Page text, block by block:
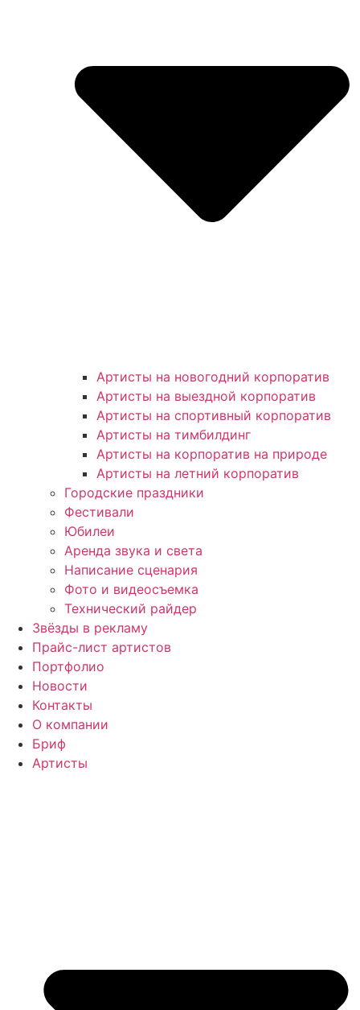
Артисты на новогодний корпоратив
Артисты на выездной корпоратив
Артисты на спортивный корпоратив
Артисты на тимбилдинг
Артисты на корпоратив на природе
Артисты на летний корпоратив
Городские праздники
Фестивали
Юбилеи
Аренда звука и света
Написание сценария
Фото и видеосъемка
Технический райдер
Звёзды в рекламу
Прайс-лист артистов
Портфолио
Новости
Контакты
О компании
Бриф
Артисты